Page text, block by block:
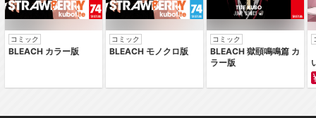
ルパン三世TVSP #01 バイバ
イ・リバティ…
コミック
BLEACH カラー版
コミック
BLEACH モノクロ版
コミック
BLEACH 獄頤鳴鳴篇 カ
ラー版